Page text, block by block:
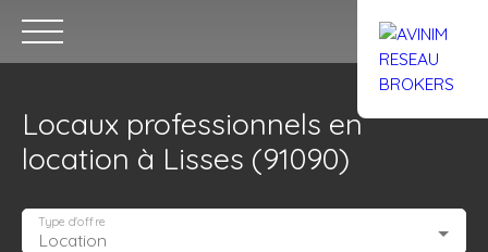
Locaux professionnels en
location à Lisses (91090)
Location
Type d'offre